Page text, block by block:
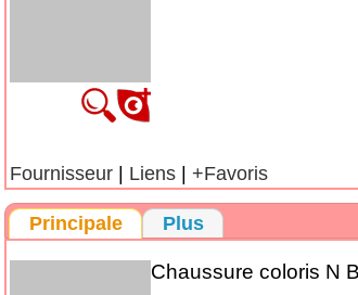
Fournisseur | Liens |+Favoris
Principale Plus
Chaussure coloris N